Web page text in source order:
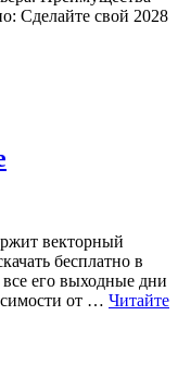
Сделайте свой 2028
векторный
бесплатно в
его выходные дни
от … Читайте